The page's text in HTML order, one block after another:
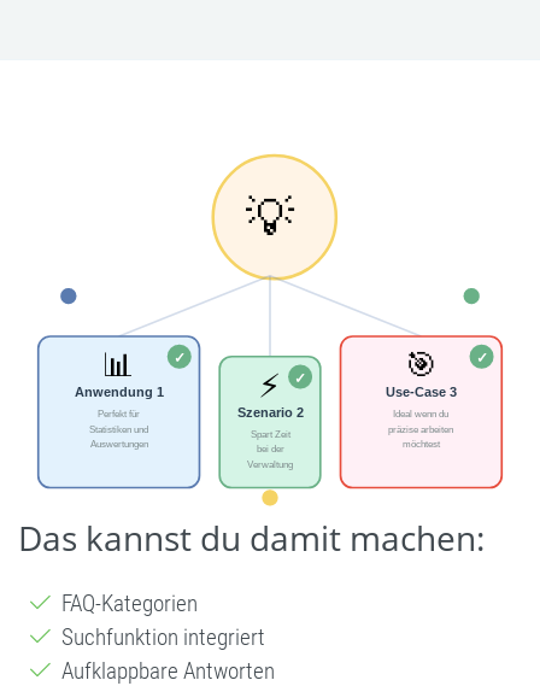
Das kannst du damit machen:
FAQ-Kategorien
Suchfunktion integriert
Aufklappbare Antworten